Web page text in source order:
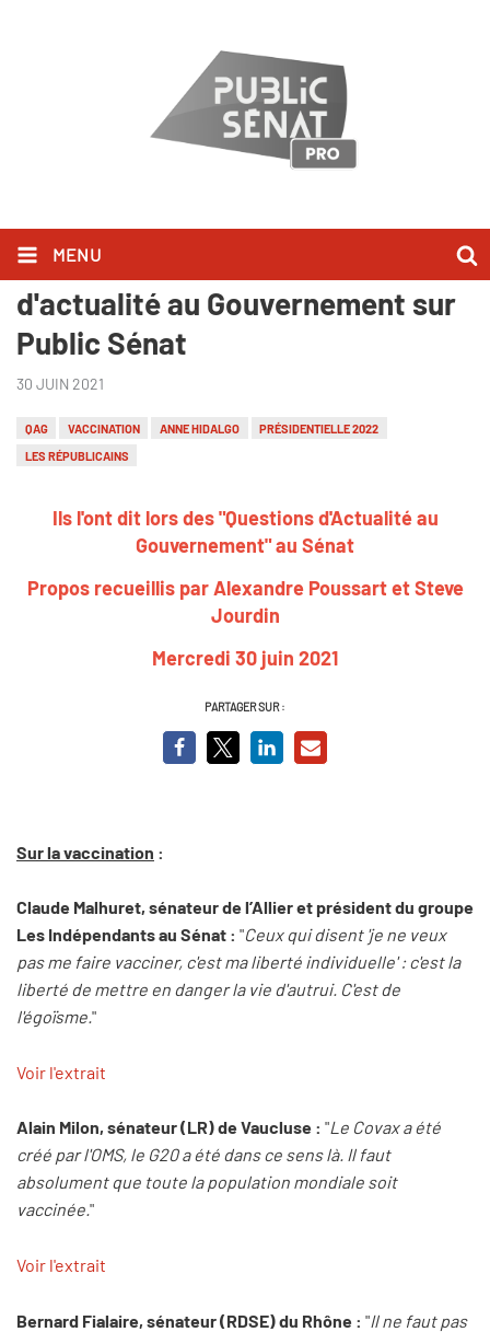
MENU
Ils l'ont dit lors des Questions
d'actualité au Gouvernement sur
Public Sénat
30 JUIN 2021
QAG VACCINATION ANNE HIDALGO
PRÉSIDENTIELLE 2022
LES RÉPUBLICAINS
Ils l'ont dit lors des "Questions d'Actualité au
Gouvernement" au Sénat
Propos recueillis par Alexandre Poussart et Steve
Jourdin
Mercredi 30 juin 2021
PARTAGER SUR :
Sur la vaccination :
Claude Malhuret, sénateur de l’Allier et président du groupe
Les Indépendants au Sénat : "Ceux qui disent 'je ne veux
pas me faire vacciner, c'est ma liberté individuelle' : c'est la
liberté de mettre en danger la vie d'autrui. C'est de
l'égoïsme."
Voir l'extrait
Alain Milon, sénateur (LR) de Vaucluse : "Le Covax a été
créé par l'OMS, le G20 a été dans ce sens là. Il faut
absolument que toute la population mondiale soit
vaccinée."
Voir l'extrait
Bernard Fialaire, sénateur (RDSE) du Rhône : "Il ne faut pas